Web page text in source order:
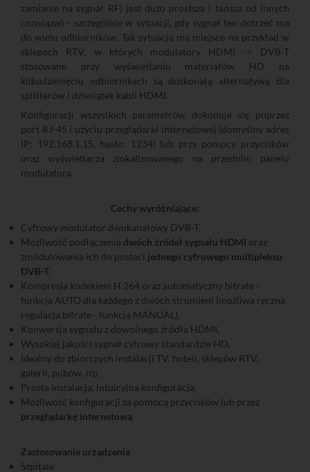
zamianie na sygnał RF) jest dużo prostsza i tańsza od innych
rozwiązań - szczególnie w sytuacji, gdy sygnał ten dotrzeć ma
do wielu odbiorników. Tak sytuacja ma miejsce na przykład w
sklepach RTV, w których modulatory HDMI -> DVB-T
stosowane przy wyświetlaniu materiałów HD na
kilkudziesięciu odbiornikach są doskonałą alternatywą dla
splitterów i dziesiątek kabli HDMI.
Konfiguracji wszystkich parametrów dokonuje się poprzez
port RJ-45 i użyciu przeglądarki internetowej (domyślny adres
IP: 192.168.1.15, hasło: 1234) lub przy pomocy przycisków
oraz wyświetlacza zlokalizowanego na przednim panelu
modulatora.
Cechy wyróżniające:
Cyfrowy modulator dwukanałowy DVB-T,
Możliwość podłączenia dwóch źródeł sygnału HDMI oraz
zmodulowania ich do postaci jednego cyfrowego multipleksu
DVB-T,
Kompresja kodekiem H.264 oraz automatyczny bitrate -
funkcja AUTO dla każdego z dwóch strumieni (możliwa ręczna
regulacja bitrate - funkcja MANUAL),
Konwersja sygnału z dowolnego źródła HDMI,
Wysokiej jakości sygnał cyfrowy standardzie HD,
Idealny do zbiorczych instalacji TV, hoteli, sklepów RTV,
galerii, pubów, itp,
Prosta instalacja, intuicyjna konfiguracja,
Możliwość konfiguracji za pomocą przycisków lub przez
przeglądarkę internetową.
Zastosowanie urządzenia
Szpitale